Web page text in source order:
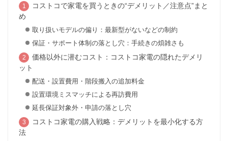
コストコで家電を買うときの“デメリット／注意点”まと
め
取り扱いモデルの偏り：最新型がないなどの制約
保証・サポート体制の落とし穴：手続きの煩雑さも
価格以外に潜むコスト：コストコ家電の隠れたデメリ
ット
配送・設置費用・階段搬入の追加料金
設置環境ミスマッチによる再訪費用
延長保証対象外・申請の落とし穴
コストコ家電の購入戦略：デメリットを最小化する方
法